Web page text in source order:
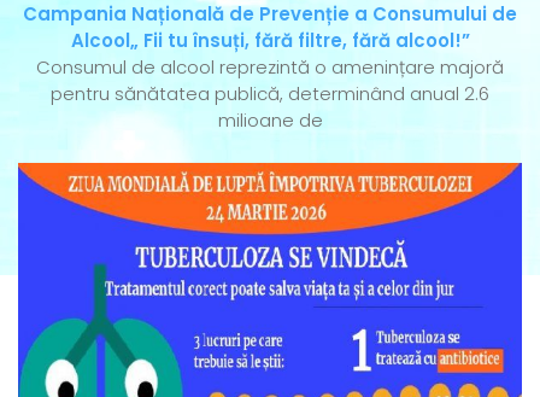
Campania Națională de Prevenție a Consumului de
Alcool„ Fii tu însuți, fără filtre, fără alcool!”
Consumul de alcool reprezintă o amenințare majoră
pentru sănătatea publică, determinând anual 2.6
milioane de